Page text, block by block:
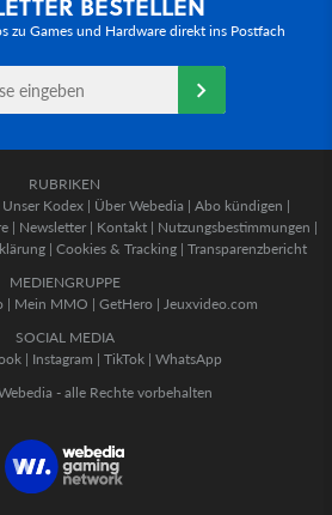
zu Games und Hardware direkt ins Postfach
RUBRIKEN
Unser Kodex | Über Webedia | Abo kündigen |
| Newsletter | Kontakt | Nutzungsbestimmungen |
| Cookies & Tracking | Transparenzbericht
MEDIENGRUPPE
| Mein MMO | GetHero | Jeuxvideo.com
SOCIAL MEDIA
| Instagram | TikTok | WhatsApp
- alle Rechte vorbehalten